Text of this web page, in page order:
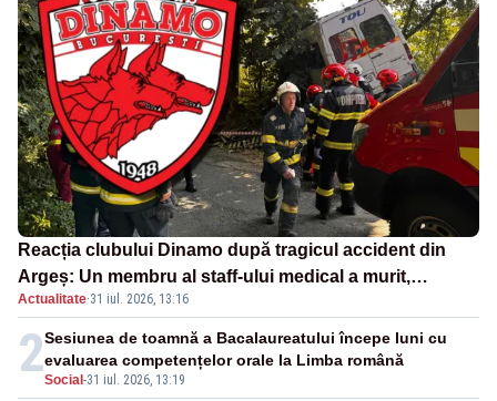
Reacția clubului Dinamo după tragicul accident din
Argeș: Un membru al staff-ului medical a murit,
antrenorul Adrian Ropotan este în spital
Actualitate·31 iul. 2026, 13:16
2Social -31 iul. 2026, 13:19
Sesiunea de toamnă a Bacalaureatului începe luni cu
evaluarea competențelor orale la Limba română